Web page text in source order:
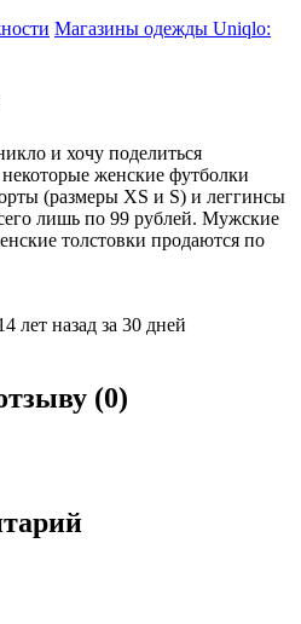
Магазины одежды Uniqlo:
и хочу поделиться
женские футболки
(размеры ХS и S) и леггинсы
лишь по 99 рублей. Мужские
толстовки продаются по
лет назад за 30 дней
(0)